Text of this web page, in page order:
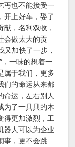
丐也不能接受一
开上好车，娶了
，名利双收，
会做太大的贡
又加快了一步，
，一味的想着一
属于我们，更多
们的命运从来都
命运，左右别人
为了一具具的木
得更加激烈，工
器人可以为企业
事，更不会跳